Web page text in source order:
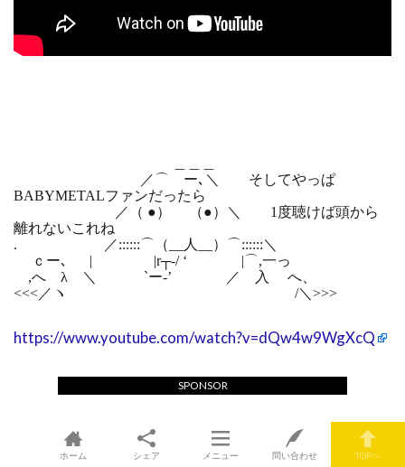
／⌒ ー､＼ そしてやっぱ
BABYMETALファンだったら
／（ ●） （●）＼ 1度聴けば頭から
離れないこれね
. ／::::::⌒（__人__）⌒::::::＼
ｃー､ | |r┬-/ ‘ |⌒,一っ
,へ λ ＼ `ー‐’ ／ 入 へ、
<<<／ヽ /＼>>>
https://www.youtube.com/watch?v=dQw4w9WgXcQ
／￣￣￣＼
／ _ノ ヽ …
SPONSOR
ホーム シェア メニュー 問い合わせ TOPへ